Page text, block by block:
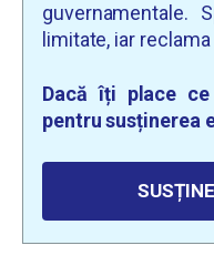
guvernamentale.
limitate, iar
Dacă îți place
pentru susținerea